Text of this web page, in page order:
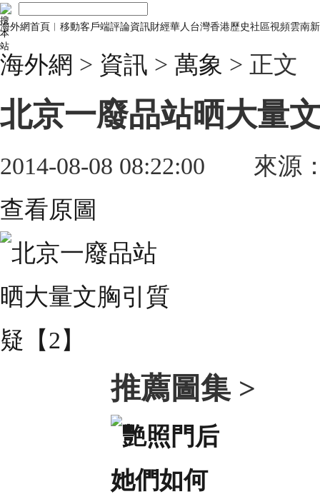
海外網首頁 移動客戶端評論資訊財經華人 台灣香港歷史社區視頻雲南
海外網 > 資訊 > 萬象 > 正文
北京一廢品站晒大量
2014-08-08 08:22:00
來源
查看原圖
推薦圖集 >